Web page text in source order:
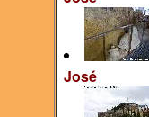
José